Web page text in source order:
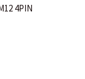
4PIN